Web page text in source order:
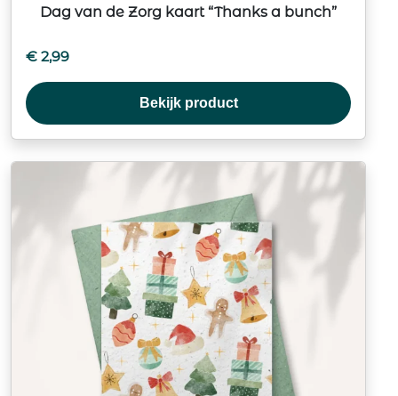
Dag van de Zorg kaart “Thanks a bunch”
€ 2,99
Bekijk product